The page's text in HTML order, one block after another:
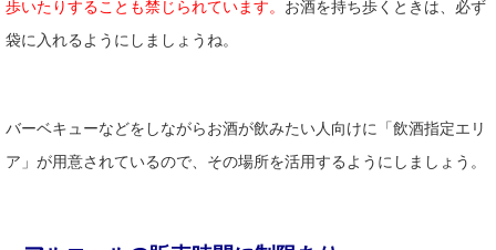
歩いたりすることも禁じられています。 お酒を持ち歩くときは、必ず
袋に入れるようにしましょうね。
バーベキューなどをしながらお酒が飲みたい人向けに「飲酒指定エリ
ア」が用意されているので、その場所を活用するようにしましょう。